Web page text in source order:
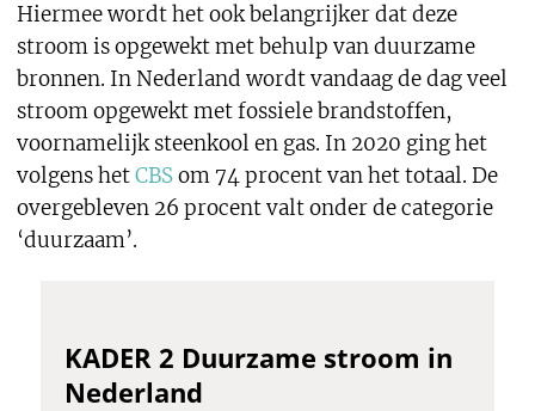
Hiermee wordt het ook belangrijker dat deze
stroom is opgewekt met behulp van duurzame
bronnen. In Nederland wordt vandaag de dag veel
stroom opgewekt met fossiele brandstoffen,
voornamelijk steenkool en gas. In 2020 ging het
volgens hetCBSom 74 procent van het totaal. De
overgebleven 26 procent valt onder de categorie
‘duurzaam’.
KADER 2 Duurzame stroom in
Nederland